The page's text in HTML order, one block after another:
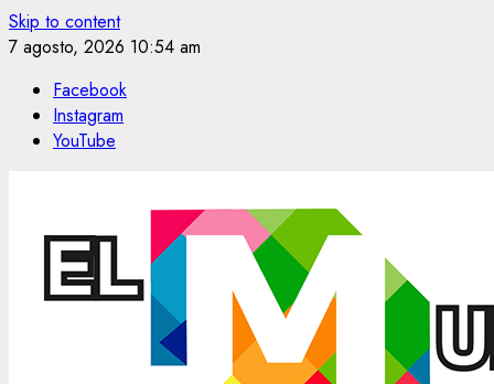
Skip to content
7 agosto, 2026 10:54 am
Facebook
Instagram
YouTube